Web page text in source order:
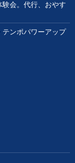
会。代行、おやす
ンポパワーアップ